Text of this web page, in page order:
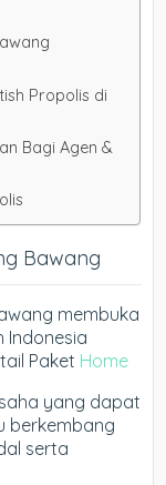
Propolis di
Bagi Agen &
Bawang
membuka
Indonesia
Paket Home
yang dapat
berkembang
serta